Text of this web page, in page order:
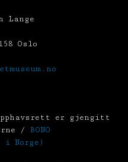
Lange
Oslo
er gjengitt
/ BONO
i Norge)